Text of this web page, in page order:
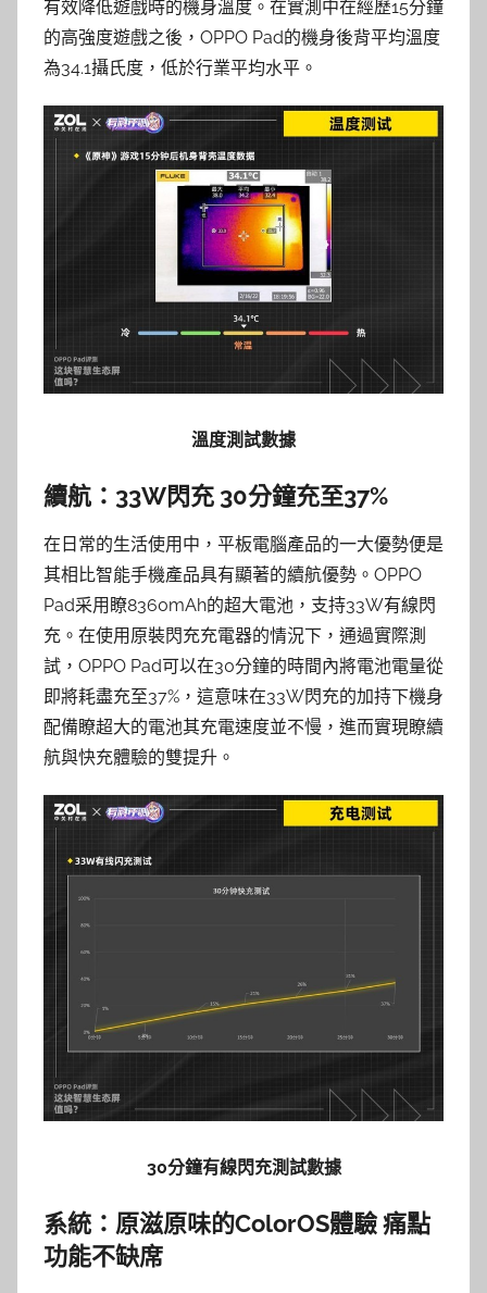
有效降低遊戲時的機身溫度。在實測中在經歷15分鐘
的高強度遊戲之後，OPPO Pad的機身後背平均溫度
為34.1攝氏度，低於行業平均水平。
溫度測試數據
續航：33W閃充 30分鐘充至37%
在日常的生活使用中，平板電腦產品的一大優勢便是
其相比智能手機產品具有顯著的續航優勢。OPPO
Pad采用瞭8360mAh的超大電池，支持33W有線閃
充。在使用原裝閃充充電器的情況下，通過實際測
試，OPPO Pad可以在30分鐘的時間內將電池電量從
即將耗盡充至37%，這意味在33W閃充的加持下機身
配備瞭超大的電池其充電速度並不慢，進而實現瞭續
航與快充體驗的雙提升。
30分鐘有線閃充測試數據
系統：原滋原味的ColorOS體驗 痛點
功能不缺席